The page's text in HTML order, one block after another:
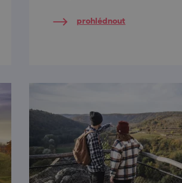
prohlédnout